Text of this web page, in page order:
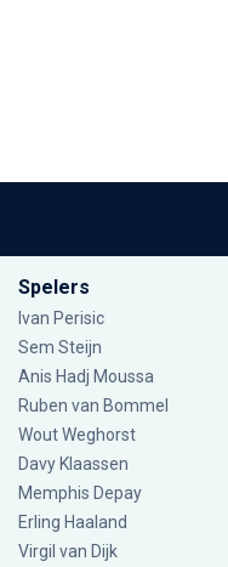
Spelers
Ivan Perisic
Sem Steijn
Anis Hadj Moussa
Ruben van Bommel
Wout Weghorst
Davy Klaassen
Memphis Depay
Erling Haaland
Virgil van Dijk